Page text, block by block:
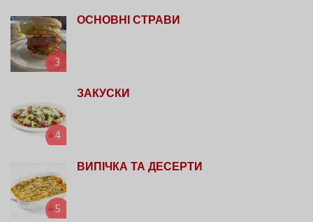
3
ОСНОВНІ СТРАВИ
4
ЗАКУСКИ
5
ВИПІЧКА ТА ДЕСЕРТИ